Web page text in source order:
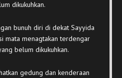
dikukuhkan.
bunuh diri di dekat Sayyida
mata menagtakan terdengar
belum dikukuhkan.
gedung dan kenderaan